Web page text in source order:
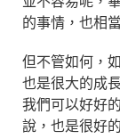
的事情，也相
但不管如何，
也是很大的成
我們可以好好
說，也是很好